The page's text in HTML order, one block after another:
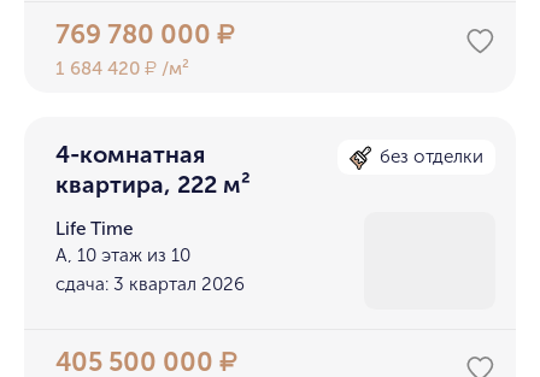
769 780 000₽
1 684 420₽ /м²
4-комнатная
квартира, 222 м²
без отделки
Life Time
A, 10 этаж из 10
сдача: 3 квартал 2026
405 500 000₽